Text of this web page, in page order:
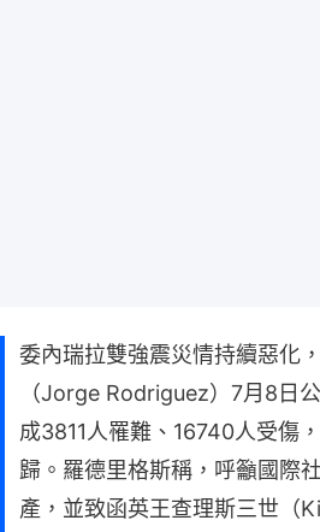
委內瑞拉雙強震災情持續惡化
（Jorge Rodriguez）7月8日
成3811人罹難、16740人受傷
歸。羅德里格斯稱，呼籲國際
產，並致函英王查理斯三世（